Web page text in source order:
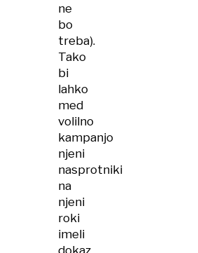
ne
bo
treba).
Tako
bi
lahko
med
volilno
kampanjo
njeni
nasprotniki
na
njeni
roki
imeli
dokaz